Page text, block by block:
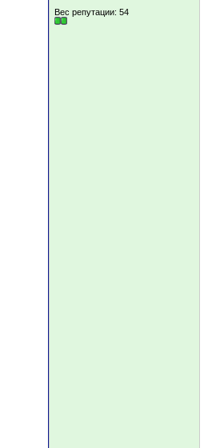
Вес репутации: 54